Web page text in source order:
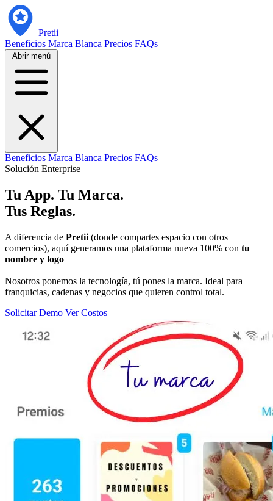
Pretii
Beneficios Marca Blanca Precios FAQs
Abrir menú
Beneficios Marca Blanca Precios FAQs
Solución Enterprise
Tu App. Tu Marca.
Tus Reglas.
A diferencia de Pretii (donde compartes espacio con otros
comercios), aquí generamos una plataforma nueva 100% con tu
nombre y logo
Nosotros ponemos la tecnología, tú pones la marca. Ideal para
franquicias, cadenas y negocios que quieren control total.
Solicitar Demo Ver Costos